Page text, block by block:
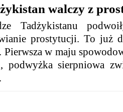
walczy z
Tadżykistanu
prostytucji. To już
Pierwsza w maju
podwyżka sierpniowa